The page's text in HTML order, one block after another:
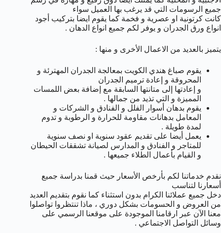
جميع الرسومات التي قد يرغب بها العميل سواء
كانت كرتونية او عصرية و فخمة كما يقوم ايضا بتركيب أجود
انواع ورق الجدران و يوفر لكم جميع انواع الدهان .
يتميز بالعديد من الاعمال الأخرى و منها :
يقوم صباغ هندي الكويت بمعالجة الجدران المهترئة و
المحروقة و إعادة ترميم الجدران
و إعادتها إلى متانتها السابقة مع إضافة بعض اللمسات
المميزة و التي تذيد من جمالها .
يقوم بدهان أسوار الفلل و الفنادق و الشركات و
المعامل بدهانات مقاومة للحرارة و الرطوبة و تدوم
لمدة طويلة .
يعمل أيضا على تقديم عقود سنوية او نصف سنوية
للمتاجر و الفنادق و المدارس لصيانة تشققات الحيطان
و القيام بأعمال الطلاء جميعها .
نقدم خدماتنا لكم بأرخص الأسعار حيث قمنا بدراسة جميع
أسعارنا لتناسب
دخل جميع عملائنا الكرام بدون استثناء كما نقوم بتقديم العديد
من العروض و الحسومات بشكل دوري ، ماذا تنتظروا تواصلوا
معنا الآن عبر ارقامنا الموجودة على موقعنا الرسمي على
وسائل التواصل الاجتماعي .